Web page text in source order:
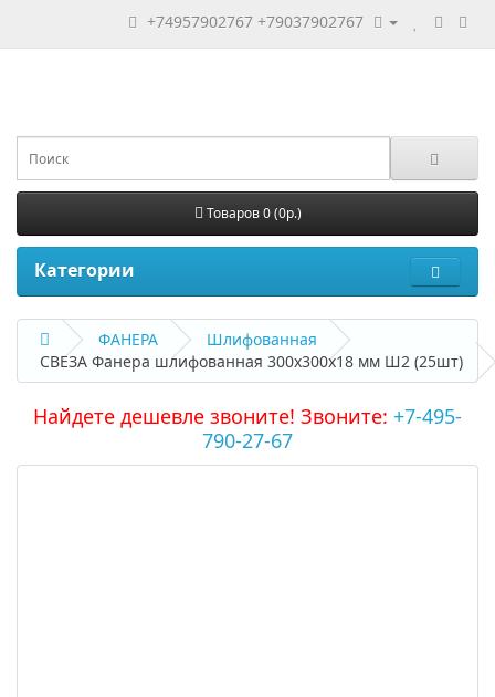
+74957902767 +79037902767
Товаров 0 (0р.)
Категории
ФАНЕРА
Шлифованная
СВЕЗА Фанера шлифованная 300х300х18 мм Ш2 (25шт)
Найдете дешевле звоните! Звоните: +7-495-
790-27-67